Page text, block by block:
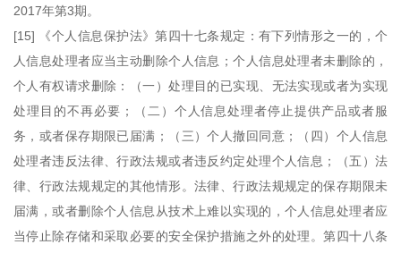
2017年第3期。
[15] 《个人信息保护法》第四十七条规定：有下列情形之一的，个
人信息处理者应当主动删除个人信息；个人信息处理者未删除的，
个人有权请求删除：（一）处理目的已实现、无法实现或者为实现
处理目的不再必要；（二）个人信息处理者停止提供产品或者服
务，或者保存期限已届满；（三）个人撤回同意；（四）个人信息
处理者违反法律、行政法规或者违反约定处理个人信息；（五）法
律、行政法规规定的其他情形。法律、行政法规规定的保存期限未
届满，或者删除个人信息从技术上难以实现的，个人信息处理者应
当停止除存储和采取必要的安全保护措施之外的处理。第四十八条